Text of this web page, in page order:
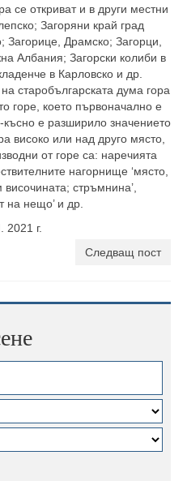
се откриват и в други местни
Загоряни край град
Загорице, Драмско; Загорци,
Албания; Загорски колиби в
в Карловско и др.
старобългарската дума гора
горе, което първоначално е
късно е разширило значението
високо или над друго място,
от горе са: наречията
нагорнище ‘място,
стръмнина’,
на нещо’ и др.
2021 г.
Следващ пост